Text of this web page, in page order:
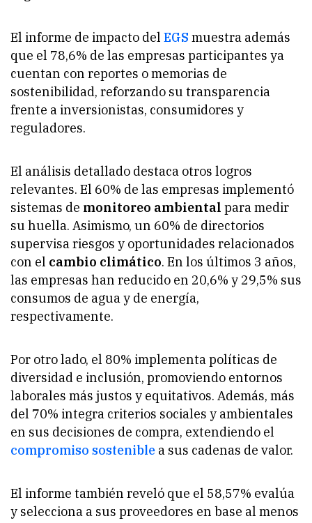
El informe de impacto del EGS muestra además
que el 78,6% de las empresas participantes ya
cuentan con reportes o memorias de
sostenibilidad, reforzando su transparencia
frente a inversionistas, consumidores y
reguladores.
El análisis detallado destaca otros logros
relevantes. El 60% de las empresas implementó
sistemas de monitoreo ambiental para medir
su huella. Asimismo, un 60% de directorios
supervisa riesgos y oportunidades relacionados
con el cambio climático. En los últimos 3 años,
las empresas han reducido en 20,6% y 29,5% sus
consumos de agua y de energía,
respectivamente.
Por otro lado, el 80% implementa políticas de
diversidad e inclusión, promoviendo entornos
laborales más justos y equitativos. Además, más
del 70% integra criterios sociales y ambientales
en sus decisiones de compra, extendiendo el
compromiso sostenible a sus cadenas de valor.
El informe también reveló que el 58,57% evalúa
y selecciona a sus proveedores en base al menos